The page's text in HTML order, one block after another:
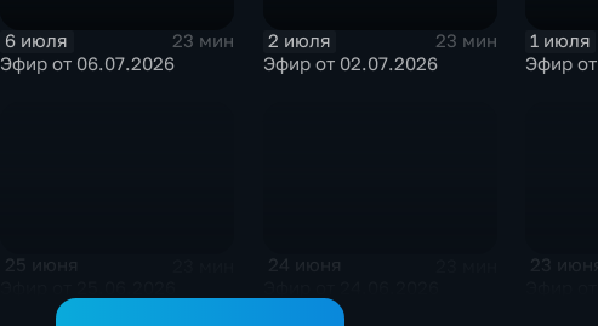
6 июля
23 мин
Эфир от 06.07.2026
2 июля
23 мин
Эфир от 02.07.2026
1 июля
Эфир
25 июня 24 июня 23 июня